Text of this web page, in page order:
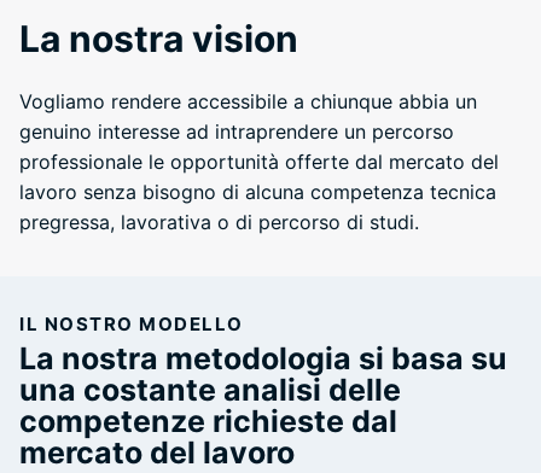
La nostra vision
Vogliamo rendere accessibile a chiunque abbia un
genuino interesse ad intraprendere un percorso
professionale le opportunità offerte dal mercato del
lavoro senza bisogno di alcuna competenza tecnica
pregressa, lavorativa o di percorso di studi.
IL NOSTRO MODELLO
La nostra metodologia si basa su
una costante analisi delle
competenze richieste dal
mercato del lavoro